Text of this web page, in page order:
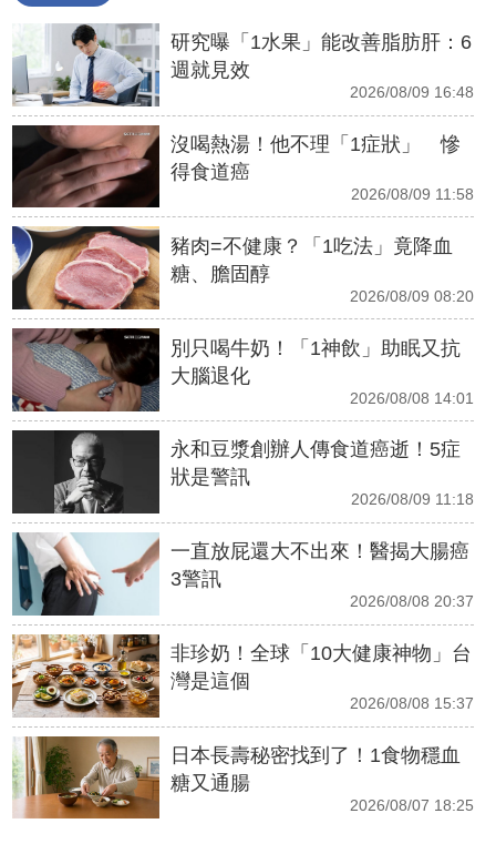
研究曝「1水果」能改善脂肪肝：6
週就見效
2026/08/09 16:48
沒喝熱湯！他不理「1症狀」 慘
得食道癌
2026/08/09 11:58
豬肉=不健康？「1吃法」竟降血
糖、膽固醇
2026/08/09 08:20
別只喝牛奶！「1神飲」助眠又抗
大腦退化
2026/08/08 14:01
永和豆漿創辦人傳食道癌逝！5症
狀是警訊
2026/08/09 11:18
一直放屁還大不出來！醫揭大腸癌
3警訊
2026/08/08 20:37
非珍奶！全球「10大健康神物」台
灣是這個
2026/08/08 15:37
日本長壽秘密找到了！1食物穩血
糖又通腸
2026/08/07 18:25